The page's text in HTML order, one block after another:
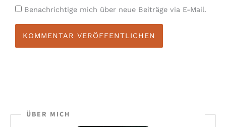
Benachrichtige mich über neue Beiträge via E-Mail.
ÜBER MICH